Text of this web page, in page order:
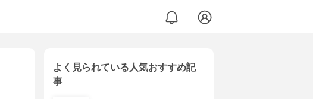
よく見られている人気おすすめ記
事